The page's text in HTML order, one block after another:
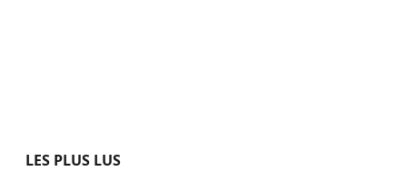
LES PLUS LUS